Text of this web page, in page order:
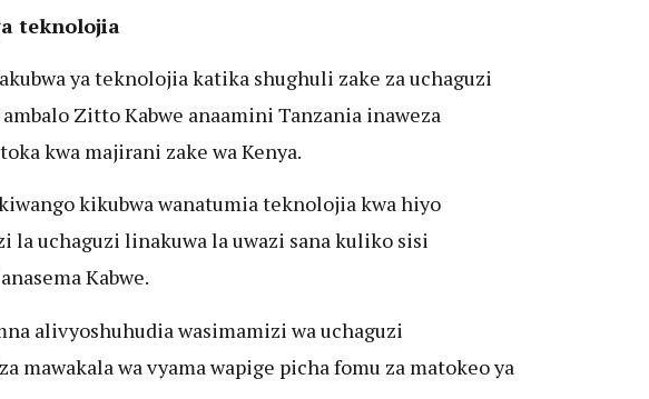
teknolojia
ya teknolojia katika shughuli zake za uchaguzi
Zitto Kabwe anaamini Tanzania inaweza
kwa majirani zake wa Kenya.
kikubwa wanatumia teknolojia kwa hiyo
la uchaguzi linakuwa la uwazi sana kuliko sisi
Kabwe.
alivyoshuhudia wasimamizi wa uchaguzi
mawakala wa vyama wapige picha fomu za matokeo ya